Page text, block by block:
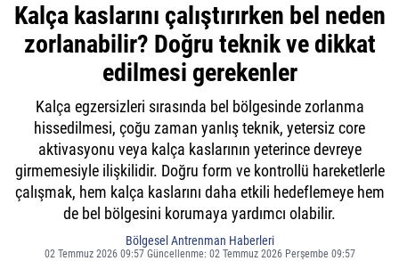
Kalça kaslarını çalıştırırken bel neden
zorlanabilir? Doğru teknik ve dikkat
edilmesi gerekenler
Kalça egzersizleri sırasında bel bölgesinde zorlanma
hissedilmesi, çoğu zaman yanlış teknik, yetersiz core
aktivasyonu veya kalça kaslarının yeterince devreye
girmemesiyle ilişkilidir. Doğru form ve kontrollü hareketlerle
çalışmak, hem kalça kaslarını daha etkili hedeflemeye hem
de bel bölgesini korumaya yardımcı olabilir.
Bölgesel Antrenman Haberleri
02 Temmuz 2026 09:57 Güncellenme: 02 Temmuz 2026 Perşembe 09:57